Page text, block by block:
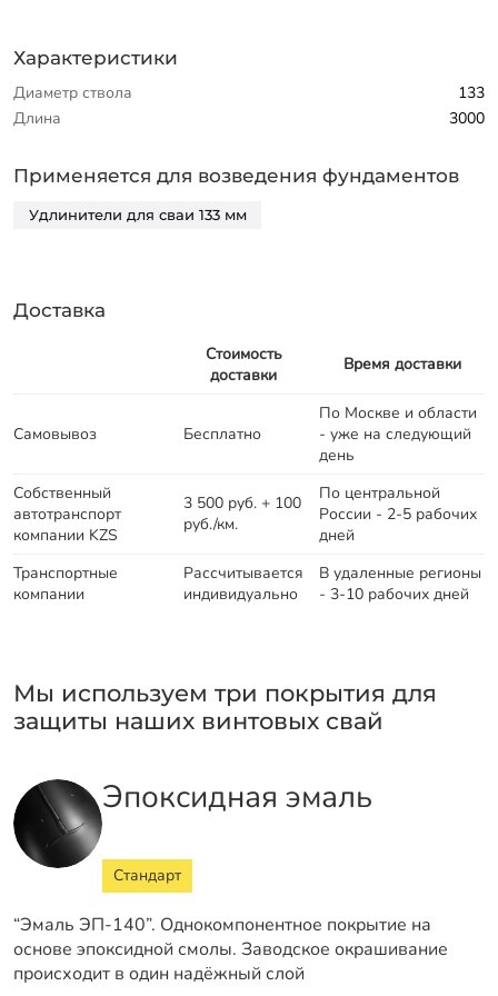
Характеристики
Диаметр ствола
133
Длина
3000
Применяется для возведения фундаментов
Удлинители для сваи 133 мм
Доставка
Стоимость
доставки
Время доставки
Самовывоз Бесплатно
По Москве и области
- уже на следующий
день
Собственный
автотранспорт
компании KZS
3 500 руб. + 100
руб./км.
По центральной
России - 2-5 рабочих
дней
Транспортные
компании
Рассчитывается
индивидуально
В удаленные регионы
- 3-10 рабочих дней
Мы используем три покрытия для
защиты наших винтовых свай
Эпоксидная эмаль
Стандарт
“Эмаль ЭП-140”. Однокомпонентное покрытие на
основе эпоксидной смолы. Заводское окрашивание
происходит в один надёжный слой